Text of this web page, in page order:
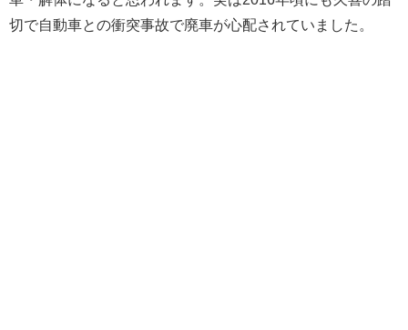
切で自動車との衝突事故で廃車が心配されていました。